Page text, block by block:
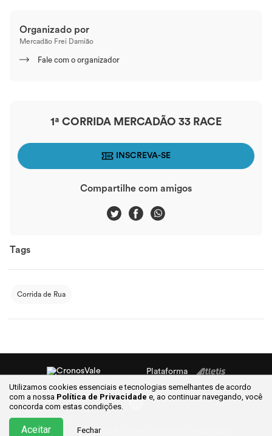
Organizado por
Mercadão Frei Damião
Fale com o organizador
1ª CORRIDA MERCADÃO 33 RACE
INSCREVA-SE
Compartilhe com amigos
Tags
Corrida de Rua
Utilizamos cookies essenciais e tecnologias semelhantes de acordo
com a nossa Política de Privacidade e, ao continuarnavegando, você
concorda com estas condições.
Aceitar Fechar
Plataforma
©2026 CronosVale® Todos os direitos reservados.